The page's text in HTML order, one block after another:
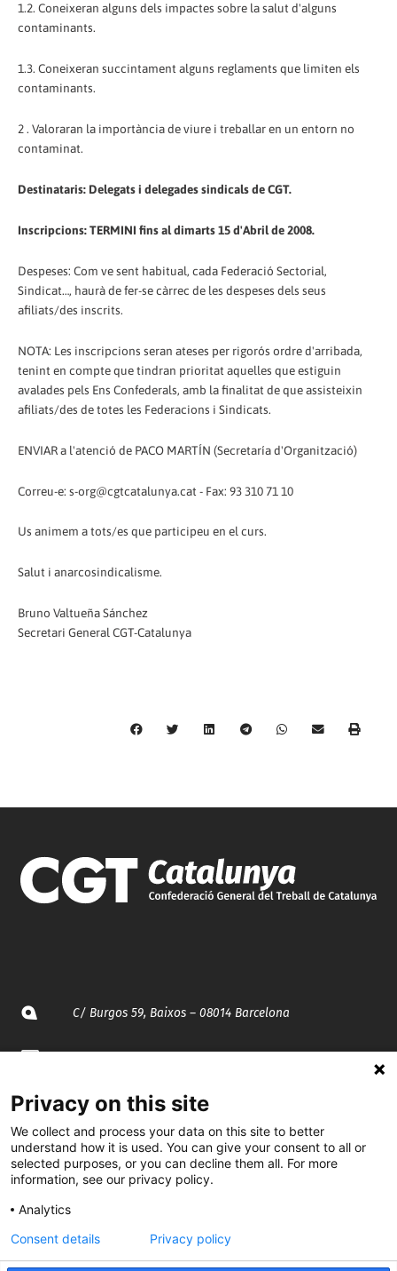
1.2. Coneixeran alguns dels impactes sobre la salut d'alguns
contaminants.
1.3. Coneixeran succintament alguns reglaments que limiten els
contaminants.
2 . Valoraran la importància de viure i treballar en un entorn no
contaminat.
Destinataris: Delegats i delegades sindicals de CGT.
Inscripcions: TERMINI fins al dimarts 15 d'Abril de 2008.
Despeses: Com ve sent habitual, cada Federació Sectorial,
Sindicat…, haurà de fer-se càrrec de les despeses dels seus
afiliats/des inscrits.
NOTA: Les inscripcions seran ateses per rigorós ordre d'arribada,
tenint en compte que tindran prioritat aquelles que estiguin
avalades pels Ens Confederals, amb la finalitat de que assisteixin
afiliats/des de totes les Federacions i Sindicats.
ENVIAR a l'atenció de PACO MARTÍN (Secretaría d'Organització)
Correu-e: s-org@cgtcatalunya.cat - Fax: 93 310 71 10
Us animem a tots/es que participeu en el curs.
Salut i anarcosindicalisme.
Bruno Valtueña Sánchez
Secretari General CGT-Catalunya
C/ Burgos 59, Baixos – 08014 Barcelona
935 120 481
@CGTCatalunya
cgtcatalunya
cgtcatalunya
Privacy on this site
We collect and process your data on this site to better
understand how it is used. You can give your consent to all or
selected purposes, or you can decline them all. For more
information, see our privacy policy.
Analytics
Consent details
Privacy policy